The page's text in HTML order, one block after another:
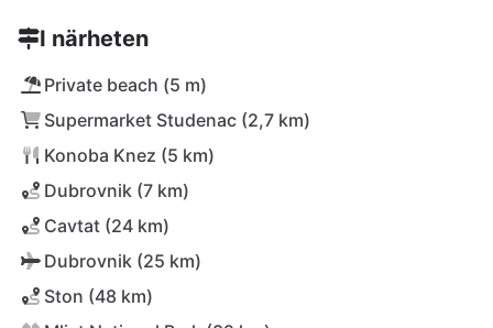
I närheten
Private beach (5 m)
Supermarket Studenac (2,7 km)
Konoba Knez (5 km)
Dubrovnik (7 km)
Cavtat (24 km)
Dubrovnik (25 km)
Ston (48 km)